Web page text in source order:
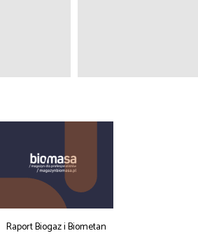
Raport Biogaz i Biometan